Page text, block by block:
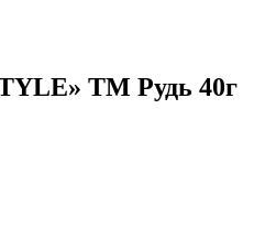
ТМ Рудь 40г